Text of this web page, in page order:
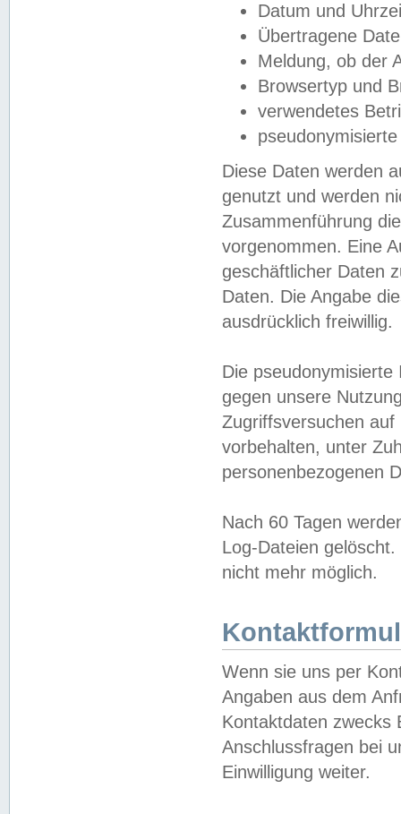
Datum und
Übertragene
Meldung, ob der
Browsertyp und
verwendetes
Diese Daten werden
genutzt und werden
Zusammenführung
vorgenommen. Eine
geschäftlicher Daten
Daten. Die Angabe
ausdrücklich freiwillig.
Die
gegen unsere
Zugriffsversuchen
vorbehalten, unter
personenbezogenen
Nach 60 Tagen
Log-Dateien
nicht mehr möglich.
Wenn sie uns per
Angaben aus dem
Kontaktdaten zwecks
Anschlussfragen bei
Einwilligung weiter.